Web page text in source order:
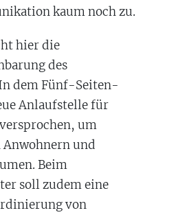
kaum noch zu.
hier die
des
dem Fünf-Seiten-
Anlaufstelle für
um
und
Beim
soll zudem eine
von